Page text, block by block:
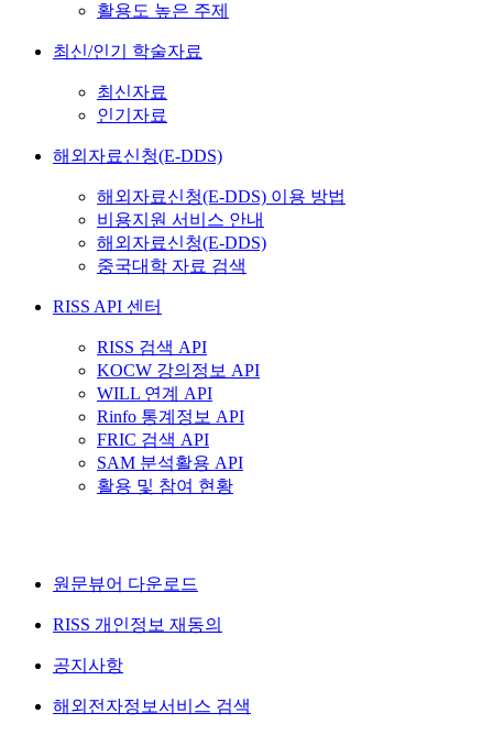
활용도 높은 주제
최신/인기 학술자료
최신자료
인기자료
해외자료신청(E-DDS)
해외자료신청(E-DDS) 이용 방법
비용지원 서비스 안내
해외자료신청(E-DDS)
중국대학 자료 검색
RISS API 센터
RISS 검색 API
KOCW 강의정보 API
WILL 연계 API
Rinfo 통계정보 API
FRIC 검색 API
SAM 분석활용 API
활용 및 참여 현황
원문뷰어 다운로드
RISS 개인정보 재동의
공지사항
해외전자정보서비스 검색